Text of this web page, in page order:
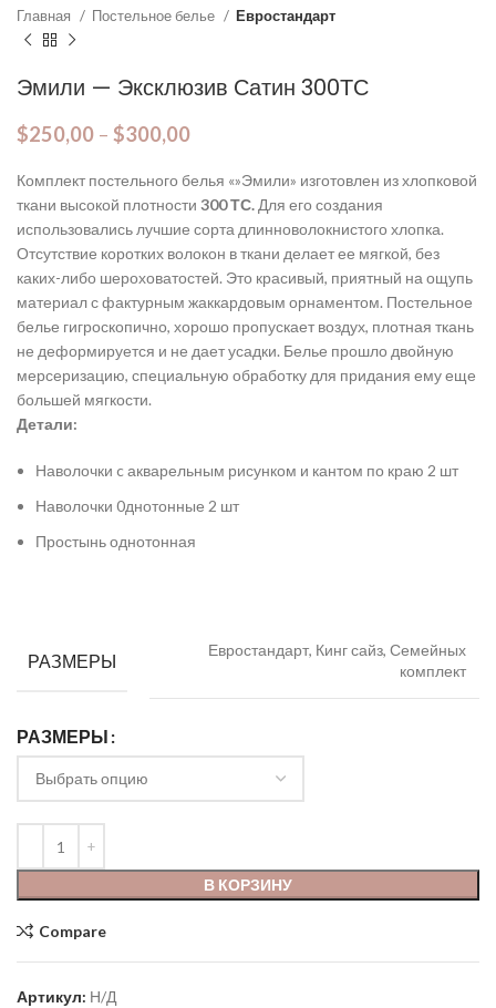
Главная Постельное белье Евростандарт
Эмили — Эксклюзив Сатин 300ТС
$250,00 – $300,00
Комплект постельного белья «»Эмили» изготовлен из хлопковой
ткани высокой плотности 300 ТС. Для его создания
использовались лучшие сорта длинноволокнистого хлопка.
Отсутствие коротких волокон в ткани делает ее мягкой, без
каких-либо шероховатостей. Это красивый, приятный на ощупь
материал с фактурным жаккардовым орнаментом. Постельное
белье гигроскопично, хорошо пропускает воздух, плотная ткань
не деформируется и не дает усадки. Белье прошло двойную
мерсеризацию, специальную обработку для придания ему еще
большей мягкости.
Детали:
Наволочки c акварельным рисунком и кантом по краю 2 шт
Наволочки 0днотонные 2 шт
Простынь однотонная
РАЗМЕРЫ
Евростандарт, Кинг сайз, Семейных
комплект
РАЗМЕРЫ
В КОРЗИНУ
Compare
Артикул: Н/Д